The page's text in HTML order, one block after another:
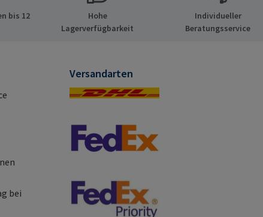
verwenden.Herstellerinfor
mationen: RAMPA GmbH &
Co. KG Auf der Heide 8 21514
mationen: RAMPA GmbH &
Co. KG Auf der Heide 8 21514
Büchen Deutschland E-Mail:
bis 12
Hohe
Lagerverfügbarkeit
Individueller
Beratungsservice
bei
Versandarten